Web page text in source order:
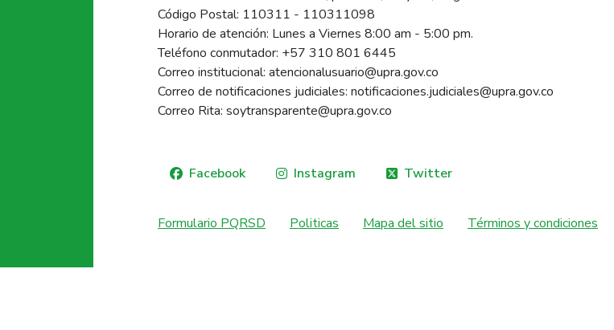
Código Postal: 110311 - 110311098
Horario de atención: Lunes a Viernes 8:00 am - 5:00 pm.
Teléfono conmutador: +57 310 801 6445
Correo institucional: atencionalusuario@upra.gov.co
Correo de notificaciones judiciales: notificaciones.judiciales@upra.gov.co
Correo Rita: soytransparente@upra.gov.co
Facebook Instagram Twitter
Formulario PQRSD Politicas Mapa del sitio Términos y condiciones